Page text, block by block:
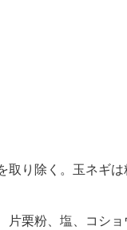
り除く。玉ネギ
栗粉、塩、コショ